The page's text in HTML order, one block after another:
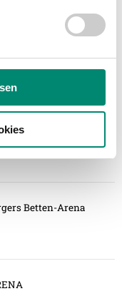
Website zu
Partner für
bereitgestellt
der Dienste
und
Betten-Arena